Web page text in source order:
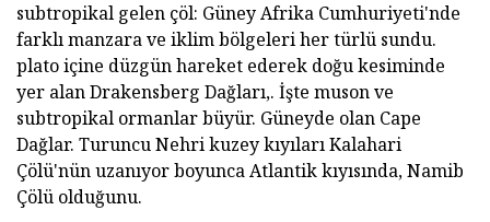
subtropikal gelen çöl: Güney Afrika Cumhuriyeti'nde
farklı manzara ve iklim bölgeleri her türlü sundu.
plato içine düzgün hareket ederek doğu kesiminde
yer alan Drakensberg Dağları,. İşte muson ve
subtropikal ormanlar büyür. Güneyde olan Cape
Dağlar. Turuncu Nehri kuzey kıyıları Kalahari
Çölü'nün uzanıyor boyunca Atlantik kıyısında, Namib
Çölü olduğunu.